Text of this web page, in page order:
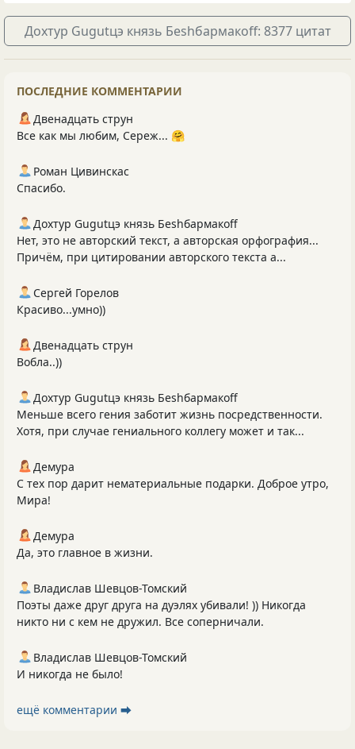
Дохтур Gugutцэ князь Беshбармакоff: 8377 цитат
ПОСЛЕДНИЕ КОММЕНТАРИИ
Двенадцать струн
Все как мы любим, Сереж... 🤗
Роман Цивинскас
Спасибо.
Дохтур Gugutцэ князь Беshбармакоff
Нет, это не авторский текст, а авторская орфография...
Причём, при цитировании авторского текста а...
Сергей Горелов
Красиво...умно))
Двенадцать струн
Вобла..))
Дохтур Gugutцэ князь Беshбармакоff
Меньше всего гения заботит жизнь посредственности.
Хотя, при случае гениального коллегу может и так...
Демура
С тех пор дарит нематериальные подарки. Доброе утро,
Мира!
Демура
Да, это главное в жизни.
Владислав Шевцов-Томский
Поэты даже друг друга на дуэлях убивали! )) Никогда
никто ни с кем не дружил. Все соперничали.
Владислав Шевцов-Томский
И никогда не было!
ещё комментарии ⮕